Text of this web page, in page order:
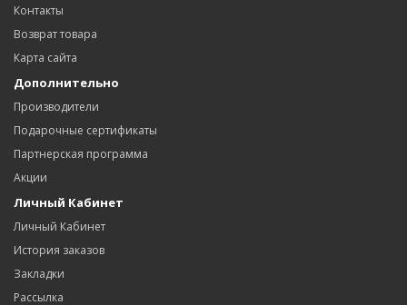
Контакты
Возврат товара
Карта сайта
Дополнительно
Производители
Подарочные сертификаты
Партнерская программа
Акции
Личный Кабинет
Личный Кабинет
История заказов
Закладки
Рассылка